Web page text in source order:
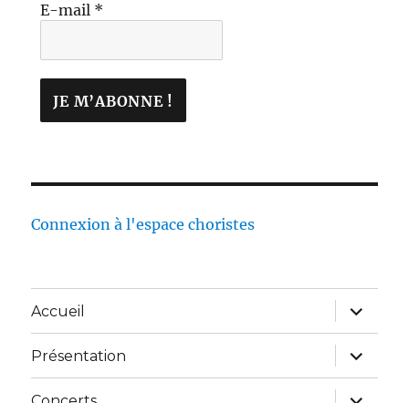
E-mail *
Connexion à l'espace choristes
Accueil
Présentation